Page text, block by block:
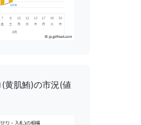
黄肌鮪)の市況(値